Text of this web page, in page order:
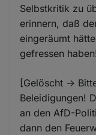
Selbstkritik zu
erinnern, daß
eingeräumt
gefressen haben!
[Gelöscht ->
Beleidigungen!
an den AfD-
dann den